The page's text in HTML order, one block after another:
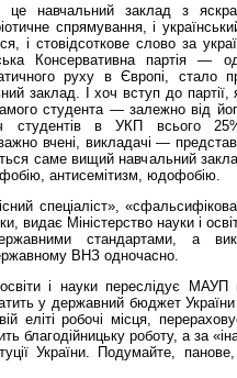
навчальний заклад з
спрямування, і
і стовідсоткове слово за
Консервативна партія —
руху в Європі, стало
заклад. І хоч вступ до партії,
студента — залежно від
студентів в УКП всього
вчені, викладачі —
саме вищий навчальний
антисемітизм, юдофобію.
спеціаліст»,
видає Міністерство науки і
стандартами, а
ВНЗ одночасно.
і науки переслідує
у державний бюджет України
еліті робочі місця,
благодійницьку роботу, а за
України. Подумайте,